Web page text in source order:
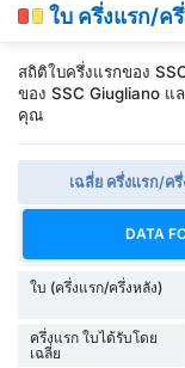
ใบ ครึ่งแรก/ค
สถิติใบครึ่งแรกของ
ของ SSC Giugliano แ
คุณ
เฉลี่ย ครึ่งแรก/ค
DATA
ใบ (ครึ่งแรก/ครึ่งหลัง)
ครึ่งแรก ใบได้รับโดย
เฉลี่ย